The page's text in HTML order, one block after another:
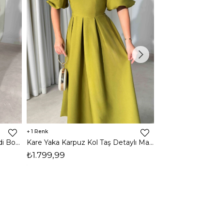
Halter Yaka Önden Yırtmaçlı Midi Boy Kahverengi Hasre Kadın Elbise 26Y502
1
Kare Yaka Karpuz Kol Taş Detaylı Maxi Yağ Yeşili Civo Kadın Elbise 206Y501
₺1.799,99